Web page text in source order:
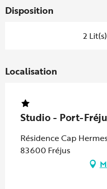
Disposition
2
Localisation
Studio - Port-
Résidence Cap
83600 Fréjus